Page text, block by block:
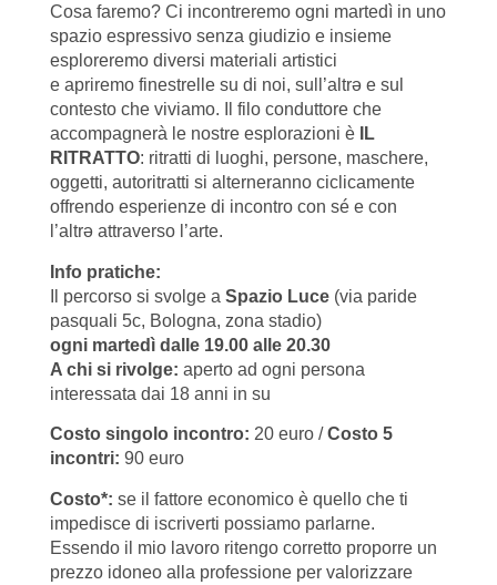
Cosa faremo? Ci incontreremo ogni martedì in uno
spazio espressivo senza giudizio e insieme
esploreremo diversi materiali artistici
e apriremo finestrelle su di noi, sull’altrǝ e sul
contesto che viviamo. Il filo conduttore che
accompagnerà le nostre esplorazioni è
IL
RITRATTO: ritratti di luoghi, persone, maschere,
oggetti, autoritratti si alterneranno ciclicamente
offrendo esperienze di incontro con sé e con
l’altrǝ attraverso l’arte.
Info pratiche:
Il percorso si svolge a Spazio Luce (via paride
pasquali 5c, Bologna, zona stadio)
ogni martedì dalle 19.00 alle 20.30
A chi si rivolge: aperto ad ogni persona
interessata dai 18 anni in su
Costo singolo incontro: 20 euro /Costo 5
incontri: 90 euro
Costo*: se il fattore economico è quello che ti
impedisce di iscriverti possiamo parlarne.
Essendo il mio lavoro ritengo corretto proporre un
prezzo idoneo alla professione per valorizzare